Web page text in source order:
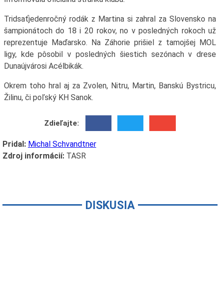
Tridsaťjedenročný rodák z Martina si zahral za Slovensko na
šampionátoch do 18 i 20 rokov, no v posledných rokoch už
reprezentuje Maďarsko. Na Záhorie prišiel z tamojšej MOL
ligy, kde pôsobil v posledných šiestich sezónach v drese
Dunaújvárosi Acélbikák.
Okrem toho hral aj za Zvolen, Nitru, Martin, Banskú Bystricu,
Žilinu, či poľský KH Sanok.
Zdieľajte:
Pridal: Michal Schvandtner
Zdroj informácií:TASR
DISKUSIA